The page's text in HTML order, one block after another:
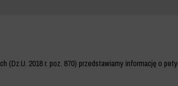
(Dz.U. 2018 r. poz. 870) przedstawiamy informację o